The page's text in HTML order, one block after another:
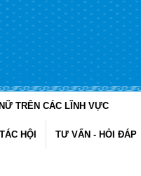
TRÊN CÁC LĨNH VỰC
HỘI TƯ VẤN - HỎI ĐÁP